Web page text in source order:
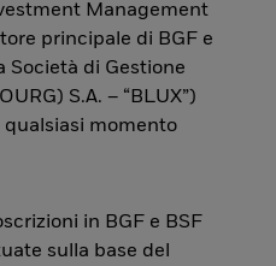
Management
principale di BGF e
Società di Gestione
S.A. – “BLUX”)
momento
in BGF e BSF
sulla base del